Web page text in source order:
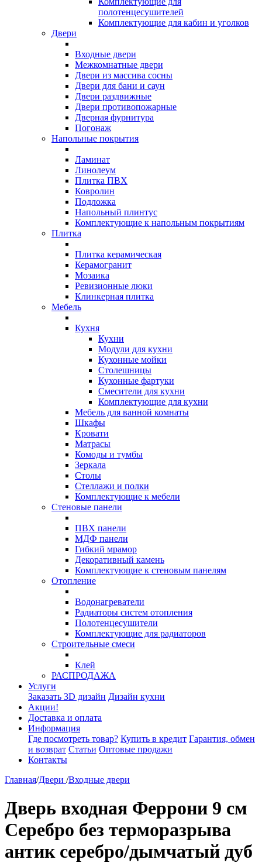
полотенцесушителей
Комплектующие для кабин и уголков
Двери
Входные двери
Межкомнатные двери
Двери из массива сосны
Двери для бани и саун
Двери раздвижные
Двери противопожарные
Дверная фурнитура
Погонаж
Напольные покрытия
Ламинат
Линолеум
Плитка ПВХ
Ковролин
Подложка
Напольный плинтус
Комплектующие к напольным покрытиям
Плитка
Плитка керамическая
Керамогранит
Мозаика
Ревизионные люки
Клинкерная плитка
Мебель
Кухня
Кухни
Модули для кухни
Кухонные мойки
Столешницы
Кухонные фартуки
Смесители для кухни
Комплектующие для кухни
Мебель для ванной комнаты
Шкафы
Кровати
Матрасы
Комоды и тумбы
Зеркала
Столы
Стеллажи и полки
Комплектующие к мебели
Стеновые панели
ПВХ панели
МДФ панели
Гибкий мрамор
Декоративный камень
Комплектующие к стеновым панелям
Отопление
Водонагреватели
Радиаторы систем отопления
Полотенцесушители
Комплектующие для радиаторов
Строительные смеси
Клей
РАСПРОДАЖА
Услуги
Заказать 3D дизайн Дизайн кухни
Акции!
Доставка и оплата
Информация
Где посмотреть товар? Купить в кредит Гарантия, обмен
и возврат Статьи Оптовые продажи
Контакты
Главная/Двери /Входные двери
Дверь входная Феррони 9 см
Серебро без терморазрыва
антик серебро/дымчатый дуб